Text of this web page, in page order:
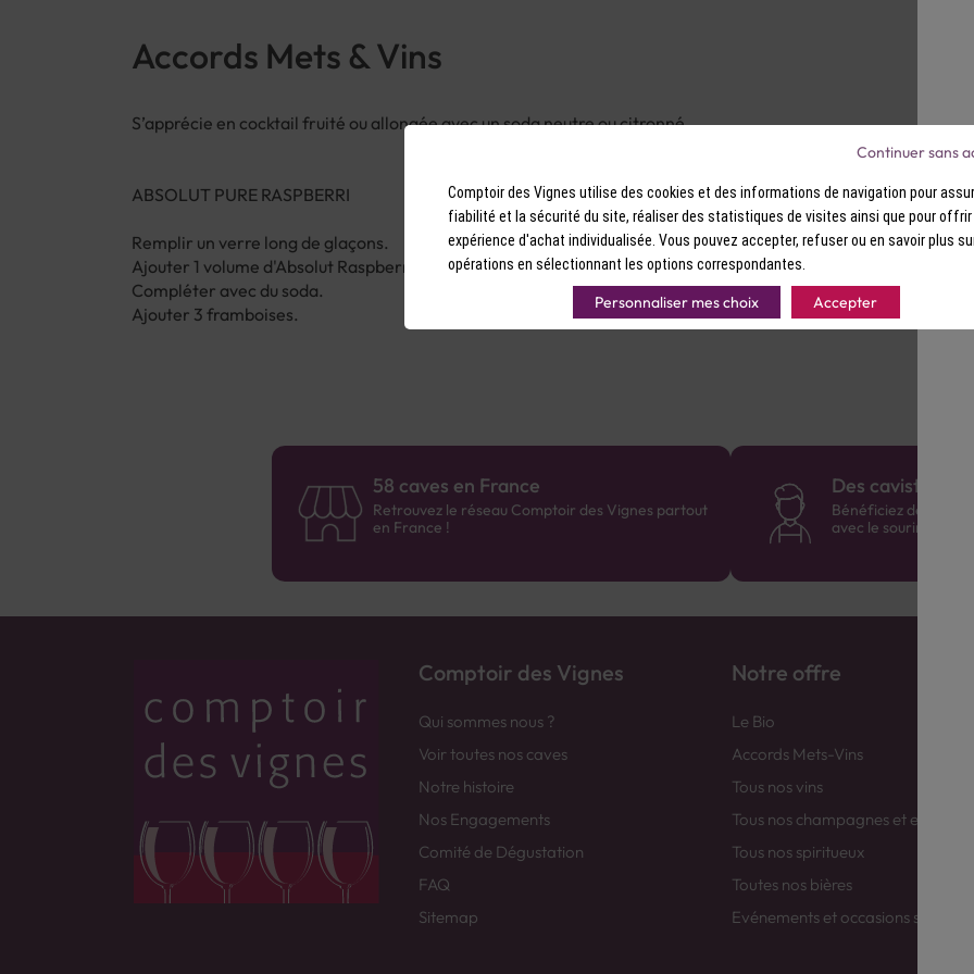
Accords Mets & Vins
S’apprécie en cocktail fruité ou allongée avec un soda neutre ou citronné.
ABSOLUT PURE RASPBERRI
Remplir un verre long de glaçons.
Ajouter 1 volume d'Absolut Raspberri.
Compléter avec du soda.
Ajouter 3 framboises.
58 caves en France
Retrouvez le réseau Comptoir des Vignes partout
en France !
Des cavistes à
Bénéficiez de
avec le sourire :)
Comptoir des Vignes
Qui sommes nous ?
Voir toutes nos caves
Notre histoire
Nos Engagements
Comité de Dégustation
FAQ
Sitemap
Notre offre
Le Bio
Accords Mets-Vins
Tous nos vins
Tous nos champagnes et
Tous nos spiritueux
Toutes nos bières
Evénements et occasions spéciales
Comptoir des Vignes utilise des cookies et des informations de navigation pour
fiabilité et la sécurité du site, réaliser des statistiques de visites ainsi que pour offrir
expérience d'achat individualisée. Vous pouvez accepter, refuser ou en savoir plus
opérations en sélectionnant les options correspondantes.
Personnaliser mes choix Accepter
Continuer sans